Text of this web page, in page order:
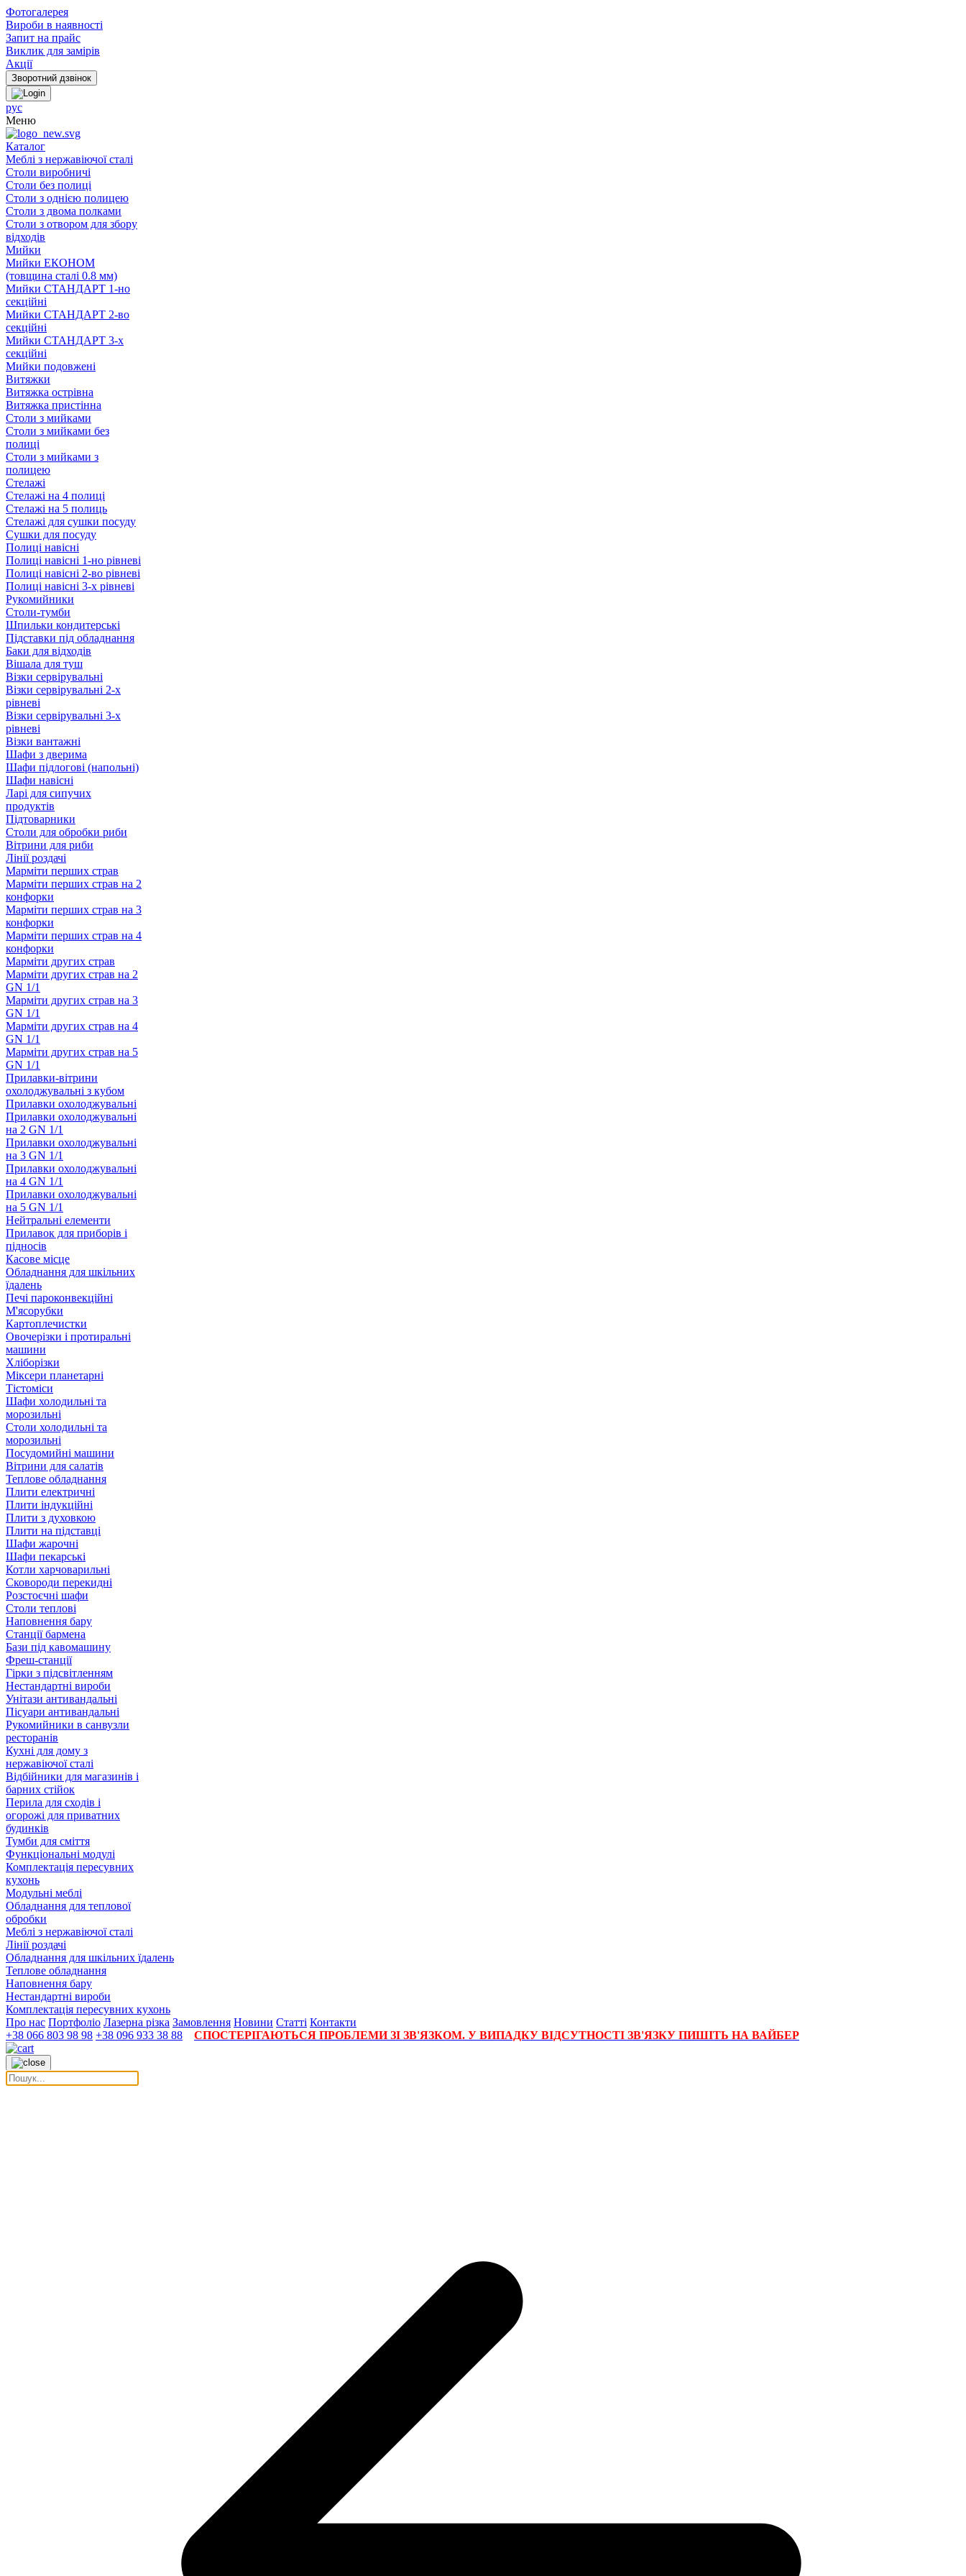
Фотогалерея
Вироби в наявності
Запит на прайс
Виклик для замірів
Акції
рус
Меню
Каталог
Меблі з нержавіючої сталі
Столи виробничі
Столи без полиці
Столи з однією полицею
Столи з двома полками
Столи з отвором для збору
відходів
Мийки
Мийки ЕКОНОМ
(товщина сталі 0.8 мм)
Мийки СТАНДАРТ 1-но
секційні
Мийки СТАНДАРТ 2-во
секційні
Мийки СТАНДАРТ 3-х
секційні
Мийки подовжені
Витяжки
Витяжка острівна
Витяжка пристінна
Столи з мийками
Столи з мийками без
полиці
Столи з мийками з
полицею
Стелажі
Стелажі на 4 полиці
Стелажі на 5 полиць
Стелажі для сушки посуду
Сушки для посуду
Полиці навісні
Полиці навісні 1-но рівневі
Полиці навісні 2-во рівневі
Полиці навісні 3-х рівневі
Рукомийники
Столи-тумби
Шпильки кондитерські
Підставки під обладнання
Баки для відходів
Вішала для туш
Візки сервірувальні
Візки сервірувальні 2-х
рівневі
Візки сервірувальні 3-х
рівневі
Візки вантажні
Шафи з дверима
Шафи підлогові (напольні)
Шафи навісні
Ларі для сипучих
продуктів
Підтоварники
Столи для обробки риби
Вітрини для риби
Лінії роздачі
Марміти перших страв
Марміти перших страв на 2
конфорки
Марміти перших страв на 3
конфорки
Марміти перших страв на 4
конфорки
Марміти других страв
Марміти других страв на 2
GN 1/1
Марміти других страв на 3
GN 1/1
Марміти других страв на 4
GN 1/1
Марміти других страв на 5
GN 1/1
Прилавки-вітрини
охолоджувальні з кубом
Прилавки охолоджувальні
Прилавки охолоджувальні
на 2 GN 1/1
Прилавки охолоджувальні
на 3 GN 1/1
Прилавки охолоджувальні
на 4 GN 1/1
Прилавки охолоджувальні
на 5 GN 1/1
Нейтральні елементи
Прилавок для приборів і
підносів
Касове місце
Обладнання для шкільних
їдалень
Печі пароконвекційні
М'ясорубки
Картоплечистки
Овочерізки і протиральні
машини
Хліборізки
Міксери планетарні
Тістоміси
Шафи холодильні та
морозильні
Столи холодильні та
морозильні
Посудомийні машини
Вітрини для салатів
Теплове обладнання
Плити електричні
Плити індукційні
Плити з духовкою
Плити на підставці
Шафи жарочні
Шафи пекарські
Котли харчоварильні
Сковороди перекидні
Розстоєчні шафи
Столи теплові
Наповнення бару
Станції бармена
Бази під кавомашину
Фреш-станції
Гірки з підсвітленням
Нестандартні вироби
Унітази антивандальні
Пісуари антивандальні
Рукомийники в санвузли
ресторанів
Кухні для дому з
нержавіючої сталі
Відбійники для магазинів і
барних стійок
Перила для сходів і
огорожі для приватних
будинків
Тумби для сміття
Функціональні модулі
Комплектація пересувних
кухонь
Модульні меблі
Обладнання для теплової
обробки
Меблі з нержавіючої сталі
Лінії роздачі
Обладнання для шкільних їдалень
Теплове обладнання
Наповнення бару
Нестандартні вироби
Комплектація пересувних кухонь
Про нас Портфоліо Лазерна різка Замовлення Новини Статті Контакти
+38 066 803 98 98 +38 096 933 38 88 СПОСТЕРІГАЮТЬСЯ ПРОБЛЕМИ ЗІ ЗВ'ЯЗКОМ. У ВИПАДКУ ВІДСУТНОСТІ ЗВ'ЯЗКУ ПИШІТЬ НА ВАЙБЕР